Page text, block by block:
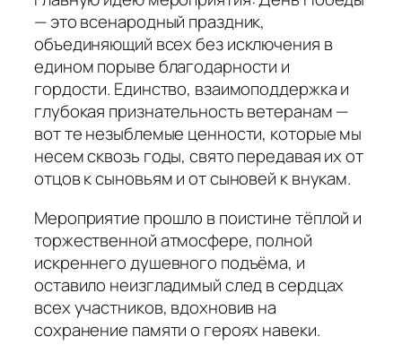
— это всенародный праздник,
объединяющий всех без исключения в
едином порыве благодарности и
гордости. Единство, взаимоподдержка и
глубокая признательность ветеранам —
вот те незыблемые ценности, которые мы
несем сквозь годы, свято передавая их от
отцов к сыновьям и от сыновей к внукам.
Мероприятие прошло в поистине тёплой и
торжественной атмосфере, полной
искреннего душевного подъёма, и
оставило неизгладимый след в сердцах
всех участников, вдохновив на
сохранение памяти о героях навеки.